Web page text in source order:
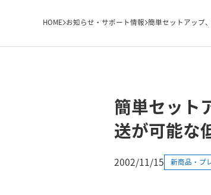
HOME お知らせ・サポート情報 簡単セットアップ
簡単セット
送が可能な
2002/11/15 新商品・プ